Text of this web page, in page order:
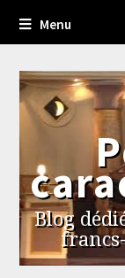
Menu
Blog